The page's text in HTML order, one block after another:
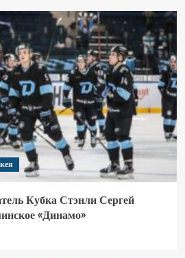
Кубка Стэнли Сергей
«Динамо»